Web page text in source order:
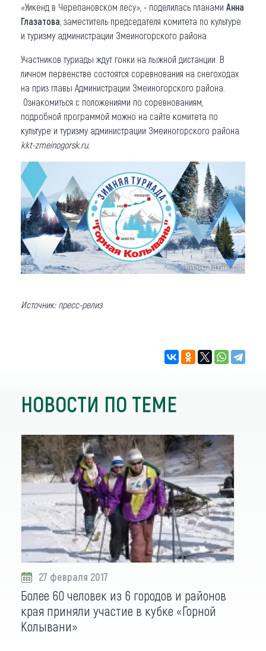
«Уикенд в Черепановском лесу», - поделилась планами Анна
Глазатова , заместитель председателя комитета по культуре
и туризму администрации Змеиногорского района.
Участников туриады ждут гонки на лыжной дистанции. В
личном первенстве состоятся соревнования на снегоходах
на приз главы Администрации Змеиногорского района.
Ознакомиться с положениями по соревнованиям,
подробной программой можно на сайте комитета по
культуре и туризму администрации Змеиногорского района
kkt-zmeinogorsk.ru.
Источник: пресс-релиз
НОВОСТИ ПО ТЕМЕ
27 февраля 2017
Более 60 человек из 6 городов и районов
края приняли участие в кубке «Горной
Колывани»